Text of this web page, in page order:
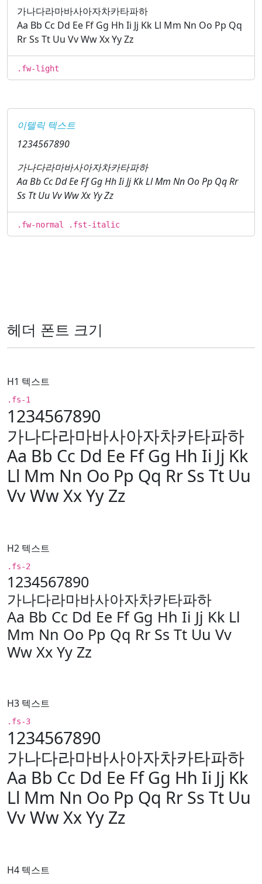
가나다라마바사아자차카타파하
Aa Bb Cc Dd Ee Ff Gg Hh Ii Jj Kk Ll Mm Nn Oo Pp Qq
Rr Ss Tt Uu Vv Ww Xx Yy Zz
.fw-light
이텔릭 텍스트
1234567890
가나다라마바사아자차카타파하
Aa Bb Cc Dd Ee Ff Gg Hh Ii Jj Kk Ll Mm Nn Oo Pp Qq Rr
Ss Tt Uu Vv Ww Xx Yy Zz
.fw-normal .fst-italic
헤더 폰트 크기
H1 텍스트
.fs-1
1234567890
가나다라마바사아자차카타파하
Aa Bb Cc Dd Ee Ff Gg Hh Ii Jj Kk
Ll Mm Nn Oo Pp Qq Rr Ss Tt Uu
Vv Ww Xx Yy Zz
H2 텍스트
.fs-2
1234567890
가나다라마바사아자차카타파하
Aa Bb Cc Dd Ee Ff Gg Hh Ii Jj Kk Ll
Mm Nn Oo Pp Qq Rr Ss Tt Uu Vv
Ww Xx Yy Zz
H3 텍스트
.fs-3
1234567890
가나다라마바사아자차카타파하
Aa Bb Cc Dd Ee Ff Gg Hh Ii Jj Kk
Ll Mm Nn Oo Pp Qq Rr Ss Tt Uu
Vv Ww Xx Yy Zz
H4 텍스트